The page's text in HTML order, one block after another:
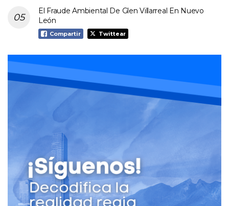
El Fraude Ambiental De Glen Villarreal En Nuevo
León
Compartir Twittear